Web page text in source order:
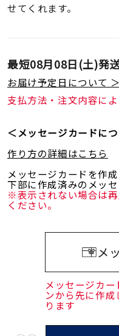
価格 ¥0
在庫
せてくれます。
最短08月08日(土)発
お届け予定日について ＞
支払方法・注文内容に
＜メッセージカードに
作り方の詳細はこちら
メッセージカードを作成
下部に作成済みのメッ
※表示されない場合は
ください。
メ
メッセージカ
ンから先に作
ります